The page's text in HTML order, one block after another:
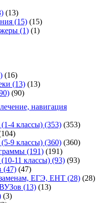
(13)
(15) (15)
(1) (1)
(16)
(13) (13)
(90)
навигация
4 классы) (353) (353)
9 классы) (360) (360)
(191) (191)
11 классы) (93) (93)
(47) (47)
ЕГЭ, ЕНТ (28) (28)
(13) (13)
(3)